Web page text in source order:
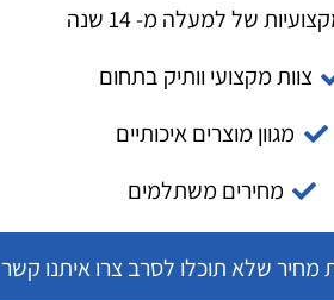
של למעלה מ- 14 שנה
צוות מקצועי וותיק בתחום
מגוון מוצרים איכותיים
מחירים משתלמים
שלא תוכלו לסרב צרו איתנו קשר